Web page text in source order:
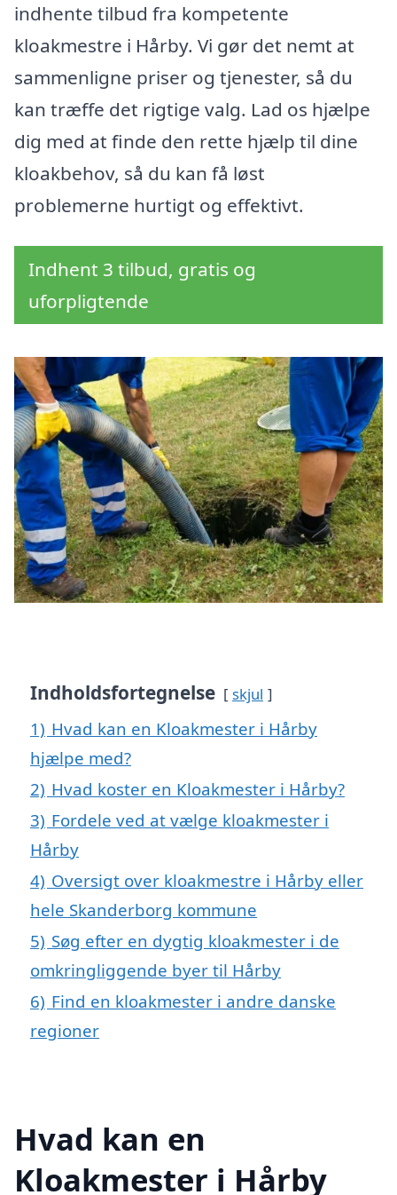
indhente tilbud fra kompetente
kloakmestre i Hårby. Vi gør det nemt at
sammenligne priser og tjenester, så du
kan træffe det rigtige valg. Lad os hjælpe
dig med at finde den rette hjælp til dine
kloakbehov, så du kan få løst
problemerne hurtigt og effektivt.
Indhent 3 tilbud, gratis og
uforpligtende
Indholdsfortegnelse skjul
1) Hvad kan en Kloakmester i Hårby
hjælpe med?
2) Hvad koster en Kloakmester i Hårby?
3) Fordele ved at vælge kloakmester i
Hårby
4) Oversigt over kloakmestre i Hårby eller
hele Skanderborg kommune
5) Søg efter en dygtig kloakmester i de
omkringliggende byer til Hårby
6) Find en kloakmester i andre danske
regioner
Hvad kan en
Kloakmester i Hårby